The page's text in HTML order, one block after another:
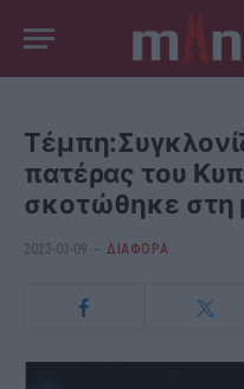
πατέρας του
σκοτώθηκε στη
2023-03-09 ΔΙΆΦΟΡΑ